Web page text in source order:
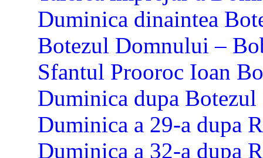
Duminica dinaintea
Botezul Domnului –
Sfantul Prooroc Ioan
Duminica dupa
Duminica a 29-a dupa
Duminica a 32-a dupa